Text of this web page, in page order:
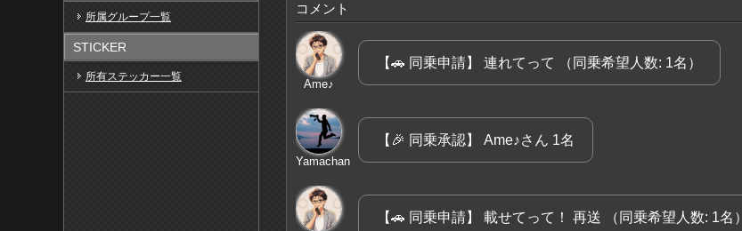
所属グループ一覧
STICKER
所有ステッカー一覧
コメント
Ame♪
【🚗 同乗申請】 連れてって （同乗希望人数: 1名）
Yamachan
【🎉 同乗承認】 Ame♪さん 1名
【🚗 同乗申請】 載せてって！ 再送 （同乗希望人数: 1名）